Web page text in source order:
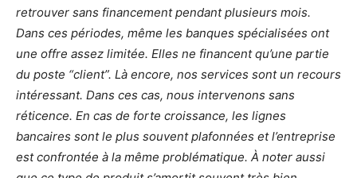
retrouver sans financement pendant plusieurs mois.
Dans ces périodes, même les banques spécialisées ont
une offre assez limitée. Elles ne financent qu’une partie
du poste “client”. Là encore, nos services sont un recours
intéressant. Dans ces cas, nous intervenons sans
réticence. En cas de forte croissance, les lignes
bancaires sont le plus souvent plafonnées et l’entreprise
est confrontée à la même problématique. À noter aussi